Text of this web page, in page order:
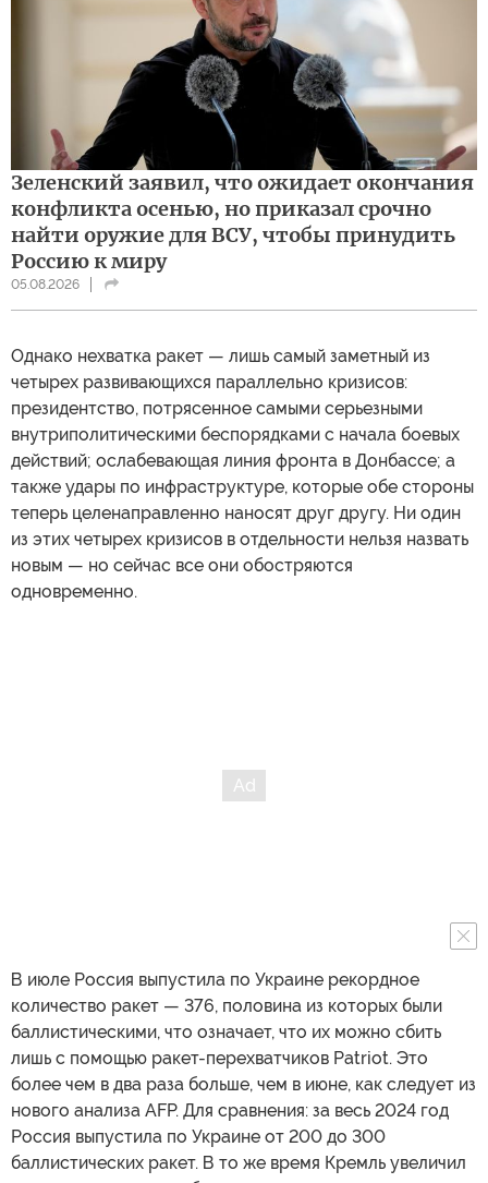
Зеленский заявил, что ожидает окончания
конфликта осенью, но приказал срочно
найти оружие для ВСУ, чтобы принудить
Россию к миру
05.08.2026
Однако нехватка ракет — лишь самый заметный из
четырех развивающихся параллельно кризисов:
президентство, потрясенное самыми серьезными
внутриполитическими беспорядками с начала боевых
действий; ослабевающая линия фронта в Донбассе; а
также удары по инфраструктуре, которые обе стороны
теперь целенаправленно наносят друг другу. Ни один
из этих четырех кризисов в отдельности нельзя назвать
новым — но сейчас все они обостряются
одновременно.
В июле Россия выпустила по Украине рекордное
количество ракет — 376, половина из которых были
баллистическими, что означает, что их можно сбить
лишь с помощью ракет-перехватчиков Patriot. Это
более чем в два раза больше, чем в июне, как следует из
нового анализа AFP. Для сравнения: за весь 2024 год
Россия выпустила по Украине от 200 до 300
баллистических ракет. В то же время Кремль увеличил